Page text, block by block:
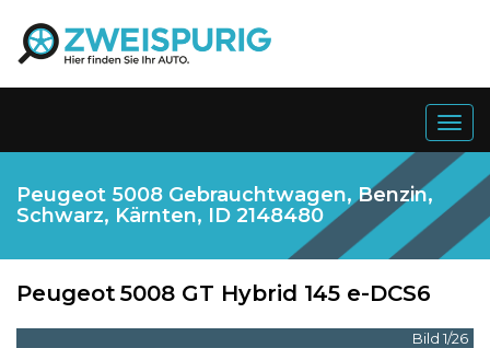
Peugeot 5008 Gebrauchtwagen, Benzin,
Schwarz, Kärnten, ID 2148480
Peugeot 5008 GT Hybrid 145 e-DCS6
Bild 1/26